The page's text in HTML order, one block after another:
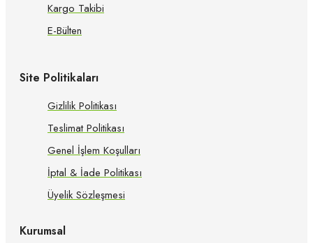
Kargo Takibi
E-Bülten
Site Politikaları
Gizlilik Politikası
Teslimat Politikası
Genel İşlem Koşulları
İptal & İade Politikası
Üyelik Sözleşmesi
Kurumsal